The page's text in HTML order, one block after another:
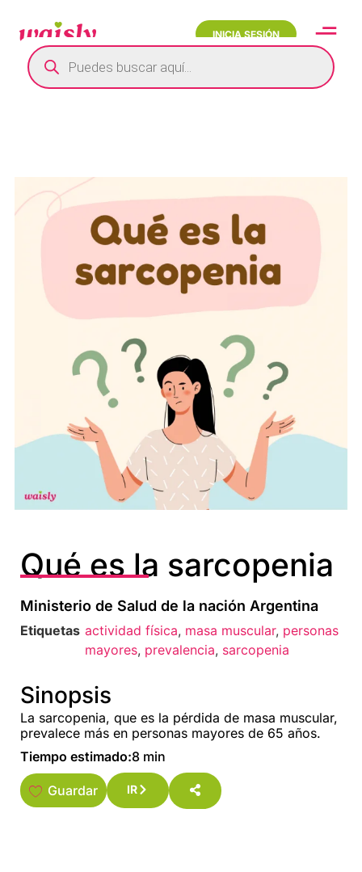
INICIA SESIÓN
Qué es la sarcopenia
Ministerio de Salud de la nación Argentina
Etiquetas actividad física, masa muscular, personas
mayores, prevalencia, sarcopenia
Sinopsis
La sarcopenia, que es la pérdida de masa muscular,
prevalece más en personas mayores de 65 años.
Tiempo estimado:8 min
Guardar IR